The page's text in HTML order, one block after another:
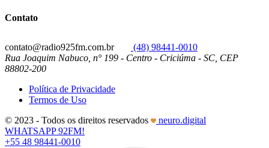
Contato
contato@radio925fm.com.br
(48) 98441-0010
Rua Joaquim Nabuco, n° 199 - Centro - Criciúma - SC, CEP
88802-200
Política de Privacidade
Termos de Uso
© 2023 - Todos os direitos reservados
neuro.digital
WHATSAPP 92FM!
+55 48 98441-0010